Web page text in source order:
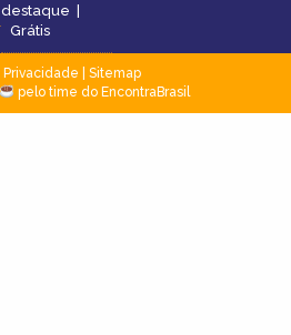
destaque |
Grátis
Privacidade
Sitemap
pelo time do EncontraBrasil